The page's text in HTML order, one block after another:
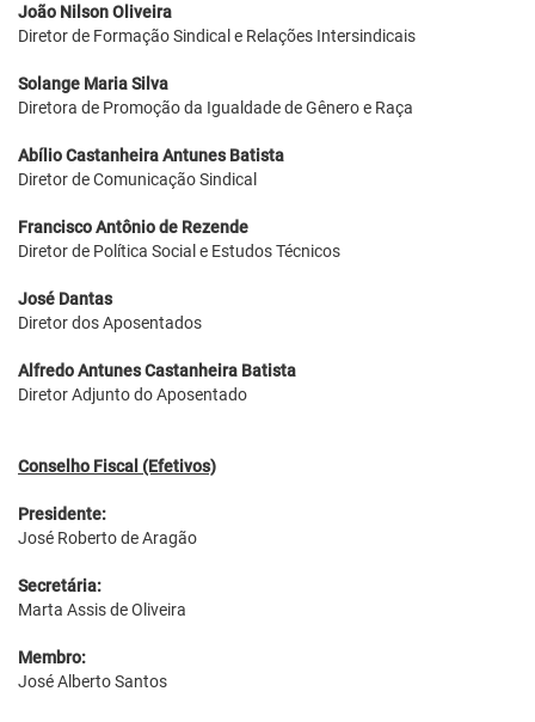
João Nilson Oliveira
Diretor de Formação Sindical e Relações Intersindicais
Solange Maria Silva
Diretora de Promoção da Igualdade de Gênero e Raça
Abílio Castanheira Antunes Batista
Diretor de Comunicação Sindical
Francisco Antônio de Rezende
Diretor de Política Social e Estudos Técnicos
José Dantas
Diretor dos Aposentados
Alfredo Antunes Castanheira Batista
Diretor Adjunto do Aposentado
Conselho Fiscal (Efetivos)
Presidente:
José Roberto de Aragão
Secretária:
Marta Assis de Oliveira
Membro:
José Alberto Santos